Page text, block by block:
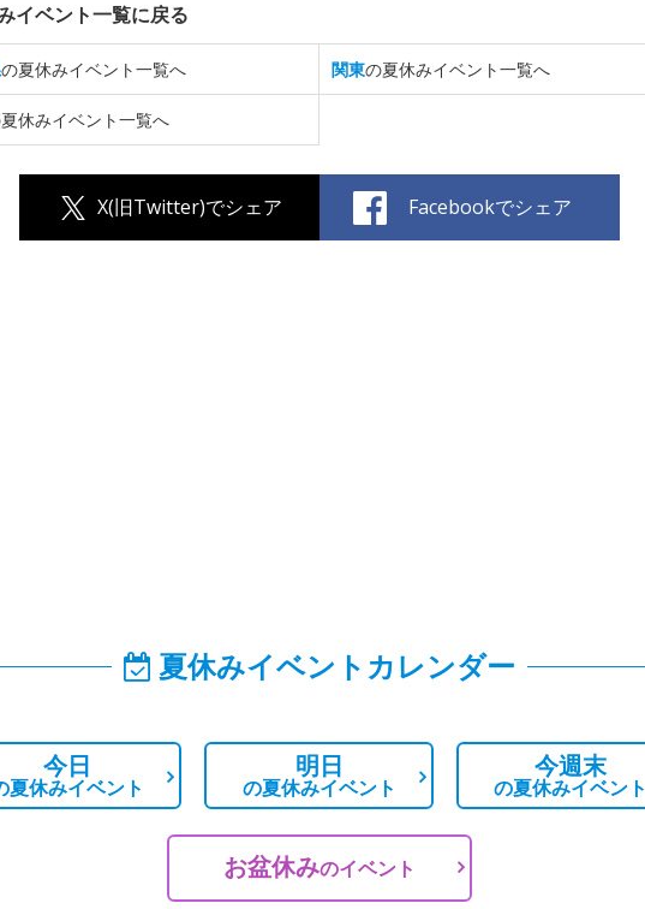
イベント一覧に戻る
の夏休みイベント一覧へ 関東の夏休みイベント一覧へ
休みイベント一覧へ
X(旧Twitter)でシェア Facebookでシェア
夏休みイベントカレンダー
今日
夏休みイベント
明日
の夏休みイベント
今週末
の夏休みイベント
お盆休みのイベント